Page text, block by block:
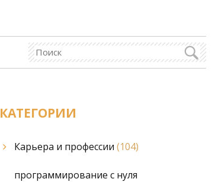
КАТЕГОРИИ
Карьера и профессии (104)
программирование с нуля